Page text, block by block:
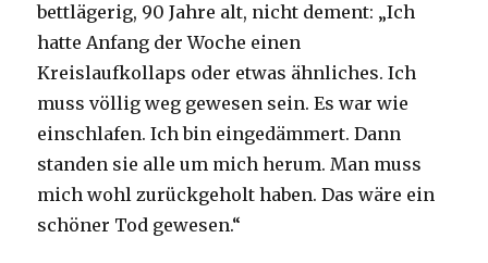
bettlägerig, 90 Jahre alt, nicht dement: „Ich
hatte Anfang der Woche einen
Kreislaufkollaps oder etwas ähnliches. Ich
muss völlig weg gewesen sein. Es war wie
einschlafen. Ich bin eingedämmert. Dann
standen sie alle um mich herum. Man muss
mich wohl zurückgeholt haben. Das wäre ein
schöner Tod gewesen.“